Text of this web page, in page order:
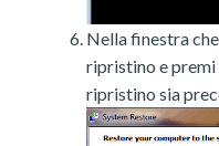
Nella finestra
ripristino e premi
ripristino sia